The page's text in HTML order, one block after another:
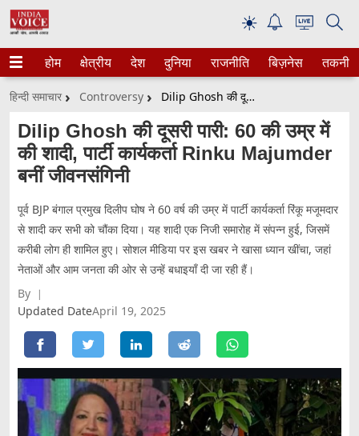
☀
होम क्षेत्रीय देश दुनिया राजनीति बिज़नेस तकनीक
हिन्दी समाचार Controversy Dilip Ghosh की दूसरी पारी: 60 की उम्र में की शादी, पार्टी कार्यकर्ता Rinku Majumder बनीं जीवनसंगिनी
Dilip Ghosh की दूसरी पारी: 60 की उम्र में
की शादी, पार्टी कार्यकर्ता Rinku Majumder
बनीं जीवनसंगिनी
पूर्व BJP बंगाल प्रमुख दिलीप घोष ने 60 वर्ष की उम्र में पार्टी कार्यकर्ता रिंकू मजूमदार
से शादी कर सभी को चौंका दिया। यह शादी एक निजी समारोह में संपन्न हुई, जिसमें
करीबी लोग ही शामिल हुए। सोशल मीडिया पर इस खबर ने खासा ध्यान खींचा, जहां
नेताओं और आम जनता की ओर से उन्हें बधाइयाँ दी जा रही हैं।
By
Updated DateApril 19, 2025